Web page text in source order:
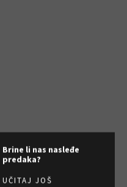
Brine li nas nasleđe
predaka?
UČITAJ JOŠ